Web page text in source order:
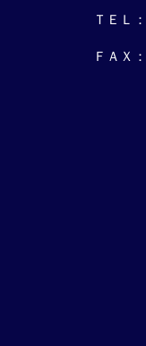
ＴＥＬ
ＦＡＸ